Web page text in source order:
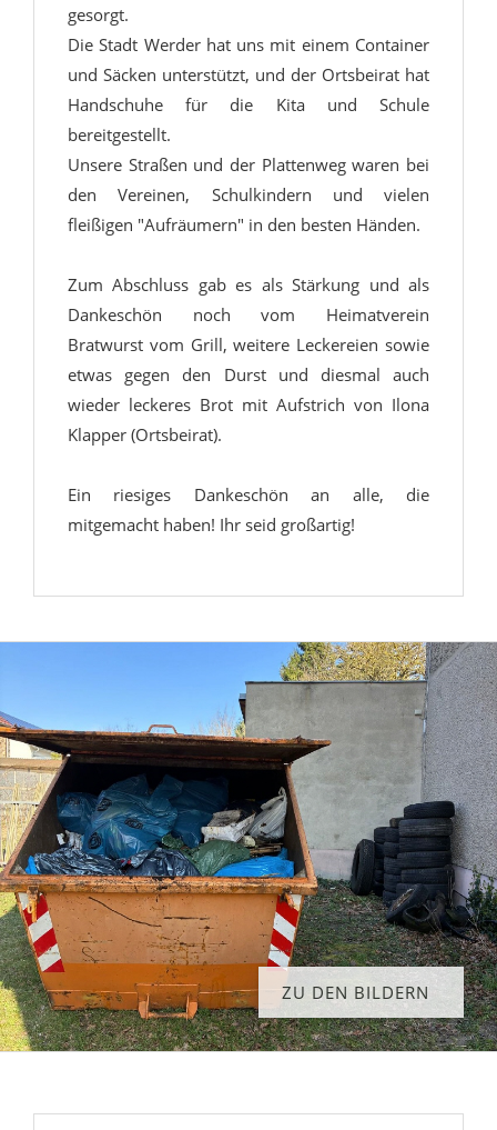
gesorgt.
Die Stadt Werder hat uns mit einem Container
und Säcken unterstützt, und der Ortsbeirat hat
Handschuhe für die Kita und Schule
bereitgestellt.
Unsere Straßen und der Plattenweg waren bei
den Vereinen, Schulkindern und vielen
fleißigen "Aufräumern" in den besten Händen.
Zum Abschluss gab es als Stärkung und als
Dankeschön noch vom Heimatverein
Bratwurst vom Grill, weitere Leckereien sowie
etwas gegen den Durst und diesmal auch
wieder leckeres Brot mit Aufstrich von Ilona
Klapper (Ortsbeirat).
Ein riesiges Dankeschön an alle, die
mitgemacht haben! Ihr seid großartig!
ZU DEN BILDERN